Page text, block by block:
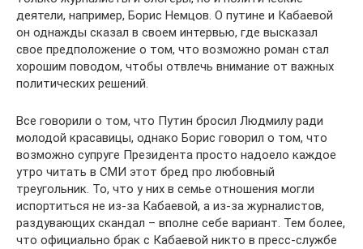
деятели, например, Борис Немцов. О путине и Кабаевой
он однажды сказал в своем интервью, где высказал
свое предположение о том, что возможно роман стал
хорошим поводом, чтобы отвлечь внимание от важных
политических решений.
Все говорили о том, что Путин бросил Людмилу ради
молодой красавицы, однако Борис говорил о том, что
возможно супруге Президента просто надоело каждое
утро читать в СМИ этот бред про любовный
треугольник. То, что у них в семье отношения могли
испортиться не из-за Кабаевой, а из-за журналистов,
раздувающих скандал – вполне себе вариант. Тем более,
что официально брак с Кабаевой никто в пресс-службе